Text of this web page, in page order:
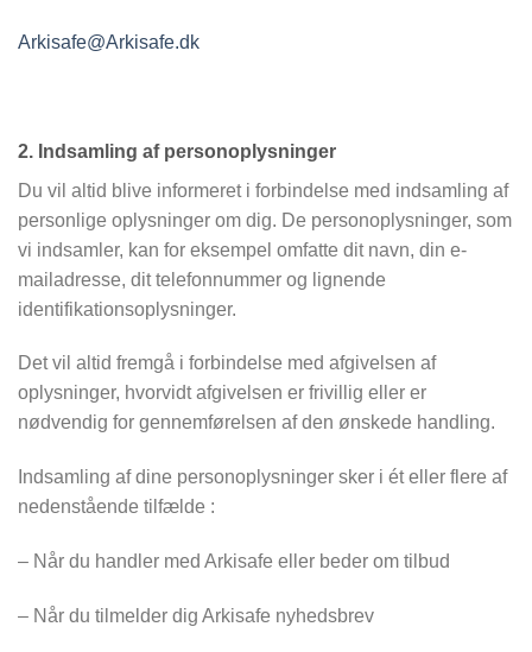
Arkisafe@Arkisafe.dk
2. Indsamling af personoplysninger
Du vil altid blive informeret i forbindelse med indsamling af
personlige oplysninger om dig. De personoplysninger, som
vi indsamler, kan for eksempel omfatte dit navn, din e-
mailadresse, dit telefonnummer og lignende
identifikationsoplysninger.
Det vil altid fremgå i forbindelse med afgivelsen af
oplysninger, hvorvidt afgivelsen er frivillig eller er
nødvendig for gennemførelsen af den ønskede handling.
Indsamling af dine personoplysninger sker i ét eller flere af
nedenstående tilfælde :
– Når du handler med Arkisafe eller beder om tilbud
– Når du tilmelder dig Arkisafe nyhedsbrev